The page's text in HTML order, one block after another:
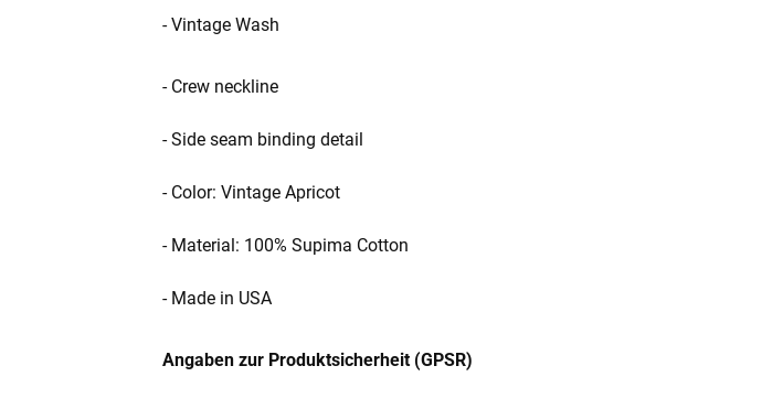
- Vintage Wash
- Crew neckline
- Side seam binding detail
- Color: Vintage Apricot
- Material: 100% Supima Cotton
- Made in USA
Angaben zur Produktsicherheit (GPSR)